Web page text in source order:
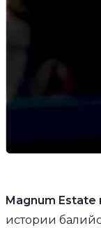
Magnum Estate
истории